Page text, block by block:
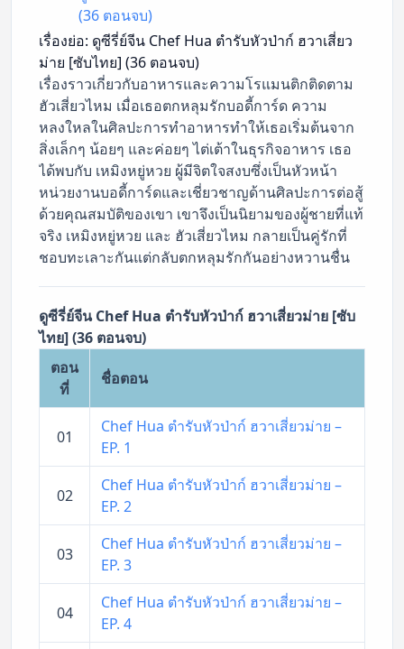
(36 ตอนจบ)
เรื่องย่อ: ดูซีรี่ย์จีน Chef Hua ตำรับหัวป่าก์ ฮวาเสี่ยว
ม่าย [ซับไทย] (36 ตอนจบ)
เรื่องราวเกี่ยวกับอาหารและความโรแมนติกติดตาม
ฮัวเสี่ยวไหม เมื่อเธอตกหลุมรักบอดี้การ์ด ความ
หลงใหลในศิลปะการทำอาหารทำให้เธอเริ่มต้นจาก
สิ่งเล็กๆ น้อยๆ และค่อยๆ ไต่เต้าในธุรกิจอาหาร เธอ
ได้พบกับ เหมิงหยู่หวย ผู้มีจิตใจสงบซึ่งเป็นหัวหน้า
หน่วยงานบอดี้การ์ดและเชี่ยวชาญด้านศิลปะการต่อสู้
ด้วยคุณสมบัติของเขา เขาจึงเป็นนิยามของผู้ชายที่แท้
จริง เหมิงหยู่หวย และ ฮัวเสี่ยวไหม กลายเป็นคู่รักที่
ชอบทะเลาะกันแต่กลับตกหลุมรักกันอย่างหวานชื่น
ดูซีรี่ย์จีน Chef Hua ตำรับหัวป่าก์ ฮวาเสี่ยวม่าย [ซับ
ไทย] (36 ตอนจบ)
ตอน
ที่
ชื่อตอน
01
Chef Hua ตำรับหัวป่าก์ ฮวาเสี่ยวม่าย –
EP. 1
02
Chef Hua ตำรับหัวป่าก์ ฮวาเสี่ยวม่าย –
EP. 2
03
Chef Hua ตำรับหัวป่าก์ ฮวาเสี่ยวม่าย –
EP. 3
04
Chef Hua ตำรับหัวป่าก์ ฮวาเสี่ยวม่าย –
EP. 4